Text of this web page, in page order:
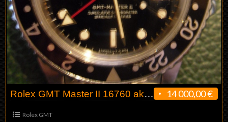
14 000,00 €
Rolex GMT Master II 16760 aka Sophia Loren/Fat Lady 1988
Rolex GMT